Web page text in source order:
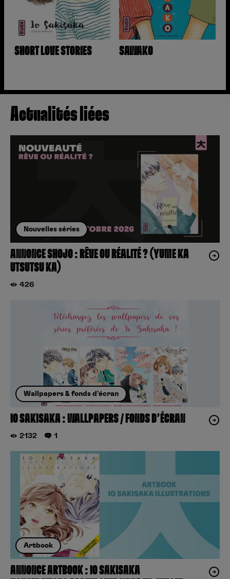
SHORT LOVE STORIES SAWAKO
Actualités liées
Nouvelles séries
ANNONCE SHOJO : RÊVE OU RÉALITÉ ? (YUME KA
UTSUTSU KA)
426
Wallpapers & fonds d'écran
IO SAKISAKA : WALLPAPERS / FONDS D’ÉCRAN
2132 1
Artbook
ANNONCE ARTBOOK : IO SAKISAKA